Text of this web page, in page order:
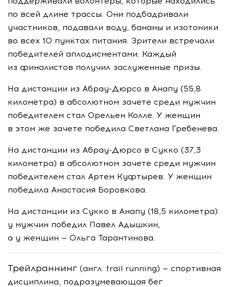
по всей длине трассы. Они подбадривали
участников, подавали воду, бананы и изотоники
во всех 10 пунктах питания. Зрители встречали
победителей аплодисментами. Каждый
из финалистов получил заслуженные призы.
На дистанции из Абрау-Дюрсо в Анапу (55,8
километра) в абсолютном зачете среди мужчин
победителем стал Орельен Колле. У женщин
в этом же зачете победила Светлана Гребенева.
На дистанции из Абрау-Дюрсо в Сукко (37,3
километра) в абсолютном зачете среди мужчин
победителем стал Артем Куфтырев. У женщин
победила Анастасия Боровкова.
На дистанции из Сукко в Анапу (18,5 километра)
у мужчин победил Павел Адышкин,
а у женщин — Ольга Тарантинова.
Трейлраннинг (англ. trail running) — спортивная
дисциплина, подразумевающая бег